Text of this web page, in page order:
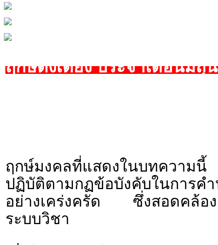
ฤกษ์ตั้งเตียง ประจำเดือนมิถุ
ฤกษ์มงคลที่แสดงในบทความ
ปฏิบัติตามกฏข้อบังคับในก
อย่างเคร่งครัด ซึ่งสอดคล้อง
ระบบวิชา